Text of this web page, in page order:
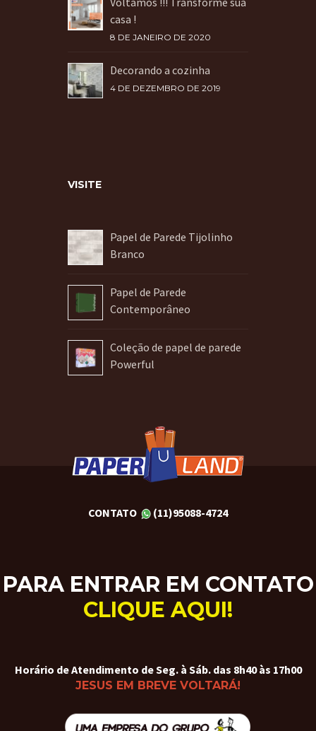
casa !
8 DE JANEIRO DE 2020
Decorando a cozinha
4 DE DEZEMBRO DE 2019
VISITE
Papel de Parede Tijolinho
Branco
Papel de Parede
Contemporâneo
Coleção de papel de parede
Powerful
CONTATO (11)95088-4724
PARA ENTRAR EM CONTATO
CLIQUE AQUI!
Horário de Atendimento de Seg. à Sáb. das 8h40 às 17h00
JESUS EM BREVE VOLTARÁ!